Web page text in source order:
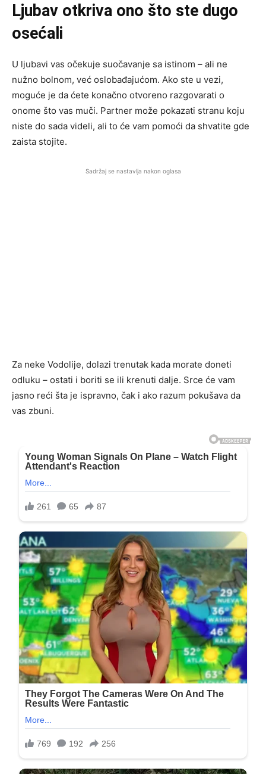
Ljubav otkriva ono što ste dugo
osećali
U ljubavi vas očekuje suočavanje sa istinom – ali ne
nužno bolnom, već oslobađajućom. Ako ste u vezi,
moguće je da ćete konačno otvoreno razgovarati o
onome što vas muči. Partner može pokazati stranu koju
niste do sada videli, ali to će vam pomoći da shvatite gde
zaista stojite.
Sadržaj se nastavlja nakon oglasa
Za neke Vodolije, dolazi trenutak kada morate doneti
odluku – ostati i boriti se ili krenuti dalje. Srce će vam
jasno reći šta je ispravno, čak i ako razum pokušava da
vas zbuni.